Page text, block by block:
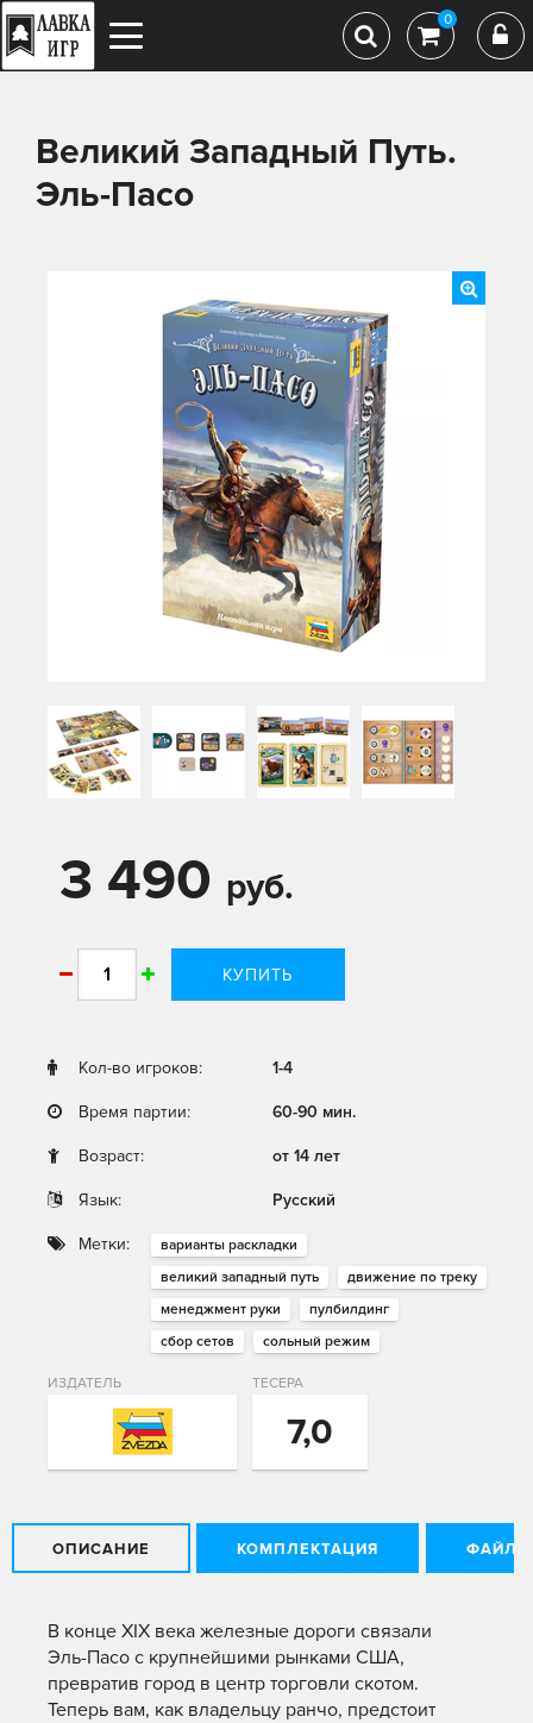
0
Великий Западный Путь.
Эль-Пасо
3 490 руб.
КУПИТЬ
Кол-во игроков: 1-4
Время партии: 60-90 мин.
Возраст: от 14 лет
Язык: Русский
Метки:
варианты раскладки
великий западный путь
движение по треку
менеджмент руки
пулбилдинг
сбор сетов
сольный режим
ИЗДАТЕЛЬ ТЕСЕРА
7,0
ОПИСАНИЕ КОМПЛЕКТАЦИЯ ФАЙЛЫ
В конце XIX века железные дороги связали
Эль-Пасо с крупнейшими рынками США,
превратив город в центр торговли скотом.
Теперь вам, как владельцу ранчо, предстоит